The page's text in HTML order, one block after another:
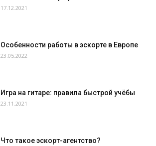
17.12.2021
Особенности работы в эскорте в Европе
23.05.2022
Игра на гитаре: правила быстрой учёбы
23.11.2021
Что такое эскорт-агентство?